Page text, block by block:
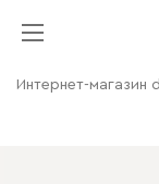
Интернет-магазин